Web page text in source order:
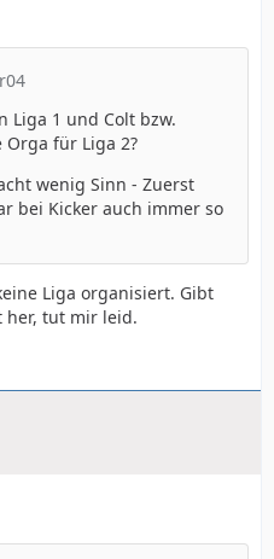
Liga 1 und Colt bzw.
für Liga 2?
wenig Sinn - Zuerst
bei Kicker auch immer so
Liga organisiert. Gibt
her, tut mir leid.